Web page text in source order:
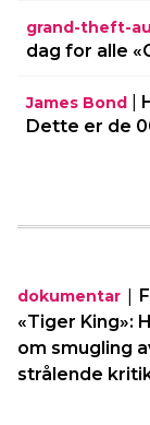
grand-theft-
dag for alle
James Bond
Dette er de
dokumentar |
«Tiger King»:
om smugling
strålende